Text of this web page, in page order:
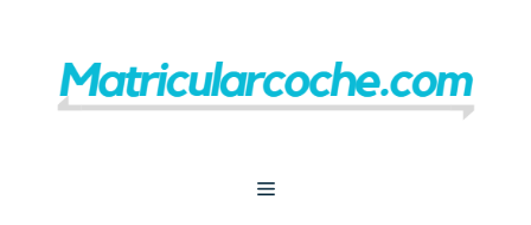
contenido
Menú